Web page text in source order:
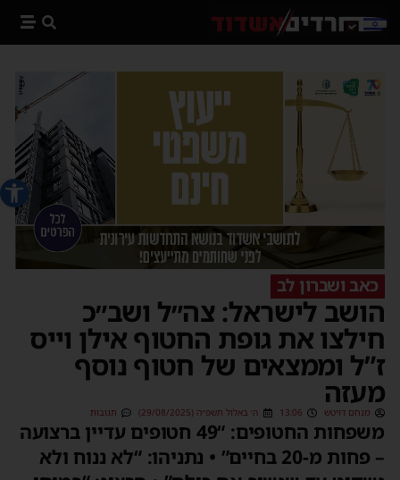
פתח
כאב ושברון לב
הושב לישראל: צה״ל ושב״כ
חילצו את גופת החטוף אילן וייס
ז”ל וממצאים של חטוף נוסף
מעזה
מנחם דויטש 13:06 ה׳ באלול תשפ״ה (29/08/2025) תגובות
משפחות החטופים: “49 חטופים עדיין ברצועה
– פחות מ-20 בחיים” • נתניהו: “לא ננוח ולא